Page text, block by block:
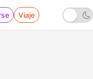
Viaje